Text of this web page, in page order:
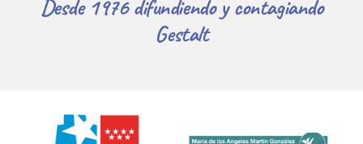
Desde 1976 difundiendo y contagiando
Gestalt